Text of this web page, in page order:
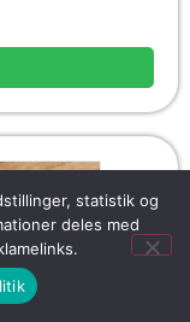
statistik og
deles med